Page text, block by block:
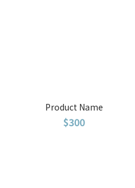
Product Name
$300